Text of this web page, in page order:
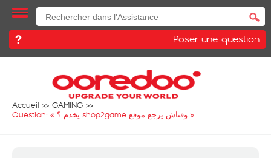
Poser une question
Accueil
GAMING
Question: «
وقتاش يرجع موقع shop2game يخدم ؟ »